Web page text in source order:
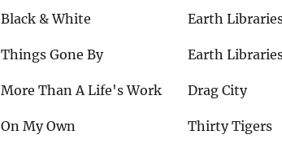
Black & White Earth
Things Gone By Earth
More Than A Life's Work Drag City
On My Own Thirty Tigers